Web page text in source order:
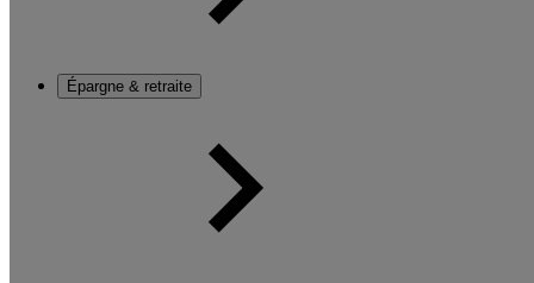
Épargne & retraite